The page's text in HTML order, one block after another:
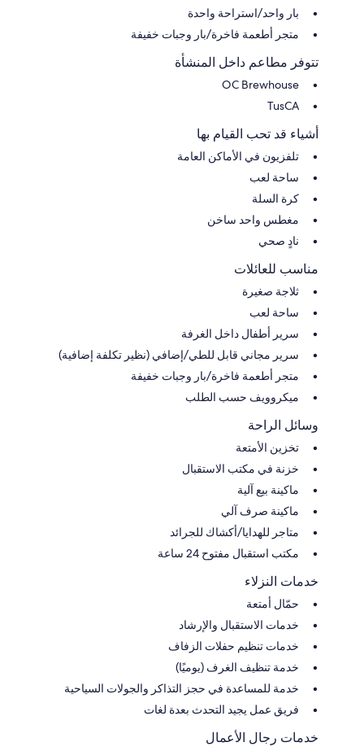
بار واحد/استراحة واحدة
متجر أطعمة فاخرة/بار وجبات خفيفة
تتوفر مطاعم داخل المنشأة
OC Brewhouse
TusCA
أشياء قد تحب القيام بها
تلفزيون في الأماكن العامة
ساحة لعب
كرة السلة
مغطس واحد ساخن
نادٍ صحي
مناسب للعائلات
ثلاجة صغيرة
ساحة لعب
سرير أطفال داخل الغرفة
سرير مجاني قابل للطي/إضافي (نظير تكلفة إضافية)
متجر أطعمة فاخرة/بار وجبات خفيفة
ميكروويف حسب الطلب
وسائل الراحة
تخزين الأمتعة
خزنة في مكتب الاستقبال
ماكينة بيع آلية
ماكينة صرف آلي
متاجر للهدايا/أكشاك للجرائد
مكتب استقبال مفتوح 24 ساعة
خدمات النزلاء
حمّال أمتعة
خدمات الاستقبال والإرشاد
خدمات تنظيم حفلات الزفاف
خدمة تنظيف الغرف (يوميًا)
خدمة للمساعدة في حجز التذاكر والجولات السياحية
فريق عمل يجيد التحدث بعدة لغات
خدمات رجال الأعمال